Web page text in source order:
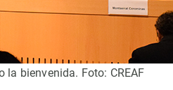
la bienvenida. Foto: CREAF